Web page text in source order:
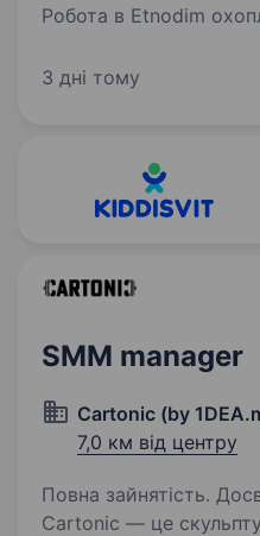
Робота в Etnodim
а проєкти бренду
3 дні тому
SMM manager
Cartonic (by
7,0 км від центру
Повна зайнятість.
Cartonic — це